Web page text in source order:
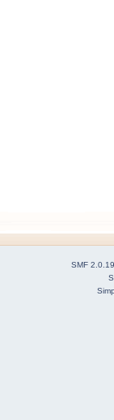
SMF 2.0.19